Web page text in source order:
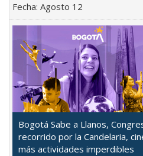
Fecha: Agosto 12
Bogotá Sabe a Llanos,
recorrido por la Candelaria,
más actividades imperdibles